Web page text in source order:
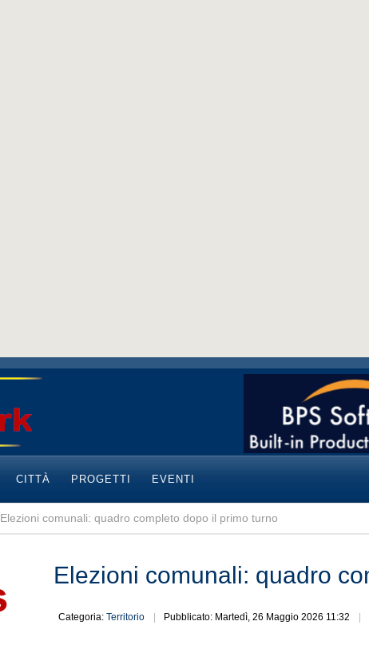
CITTÀ PROGETTI EVENTI
Elezioni comunali: quadro completo dopo il primo turno
Elezioni comunali: quadro
Categoria: Territorio Pubblicato: Martedì, 26 Maggio 2026 11:32